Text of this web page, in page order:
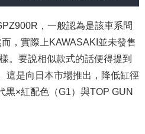
，一般認為是該車系問
，實際上KAWASAKI並未發售
。要說相似款式的話便得提到
這是向日本市場推出，降低缸徑
黒×紅配色（G1）與TOP GUN